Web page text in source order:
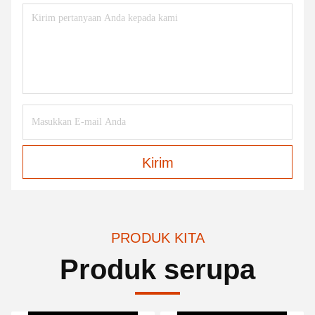
Kirim
PRODUK KITA
Produk serupa